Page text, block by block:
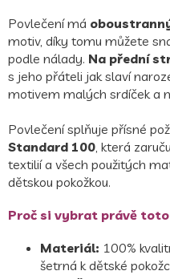
Povlečení má
motiv, díky tomu můžete
podle nálady. Na přední
s jeho přáteli jak slaví
motivem malých srdíček a
Povlečení splňuje přísné
Standard 100, která
textilií a všech použitých
dětskou pokožkou.
Proč si vybrat právě
Materiál: 100%
šetrná k dětské